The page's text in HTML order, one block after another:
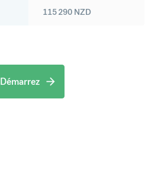
115 290 NZD
Démarrez